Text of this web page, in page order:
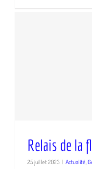
Relais de la
25 juillet 2023 | Actualité,